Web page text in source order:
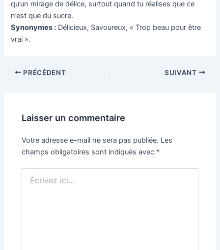
qu’un mirage de délice, surtout quand tu réalises que ce
n’est que du sucre.
Synonymes : Délicieux, Savoureux, « Trop beau pour être
vrai ».
PRÉCÉDENT SUIVANT
Laisser un commentaire
Votre adresse e-mail ne sera pas publiée. Les
champs obligatoires sont indiqués avec *
ici…